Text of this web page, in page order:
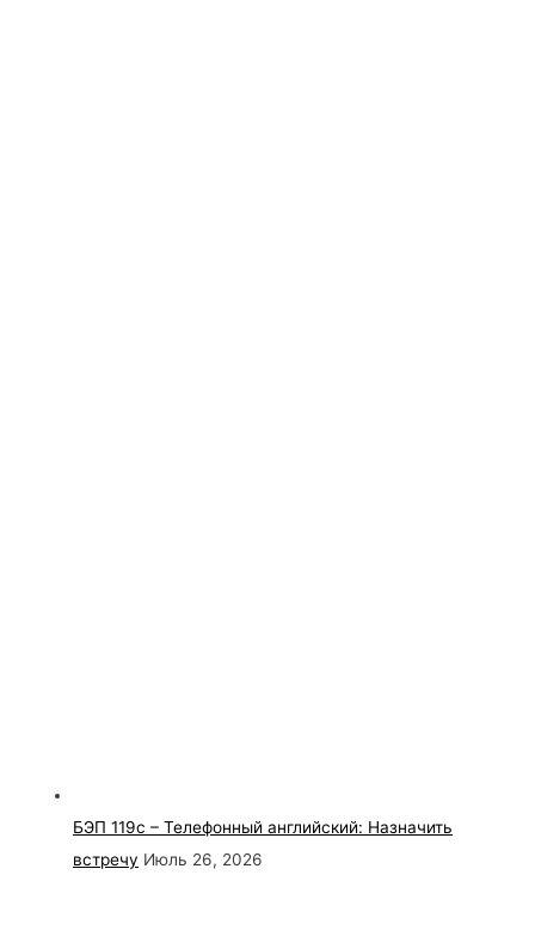
БЭП 119с – Телефонный английский: Назначить
встречу Июль 26, 2026